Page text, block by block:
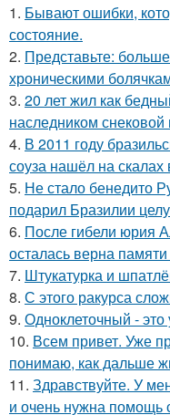
1. Бывают ошибки,
состояние.
2. Представьте:
хроническими
3. 20 лет жил как
наследником
4. В 2011 году
соуза нашёл на скалах
5. Не стало бенедито
подарил Бразилии
6. После гибели юрия
осталась верна
7. Штукатурка и
8. С этого ракурса
9. Одноклеточный - это
10. Всем привет. Уже
понимаю, как дальше
11. Здравствуйте. У
и очень нужна помощь